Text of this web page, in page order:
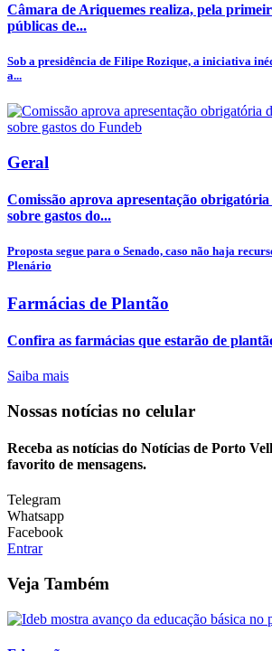
Câmara de Ariquemes realiza, pela
públicas de...
Sob a presidência de Filipe Rozique, a iniciativa
a...
Geral
Comissão aprova apresentação
sobre gastos do...
Proposta segue para o Senado, caso não haja
Plenário
Farmácias de Plantão
Confira as farmácias que estarão de
Saiba mais
Nossas notícias no celular
Receba as notícias do Notícias de Porto
favorito de mensagens.
Telegram
Whatsapp
Facebook
Entrar
Veja Também